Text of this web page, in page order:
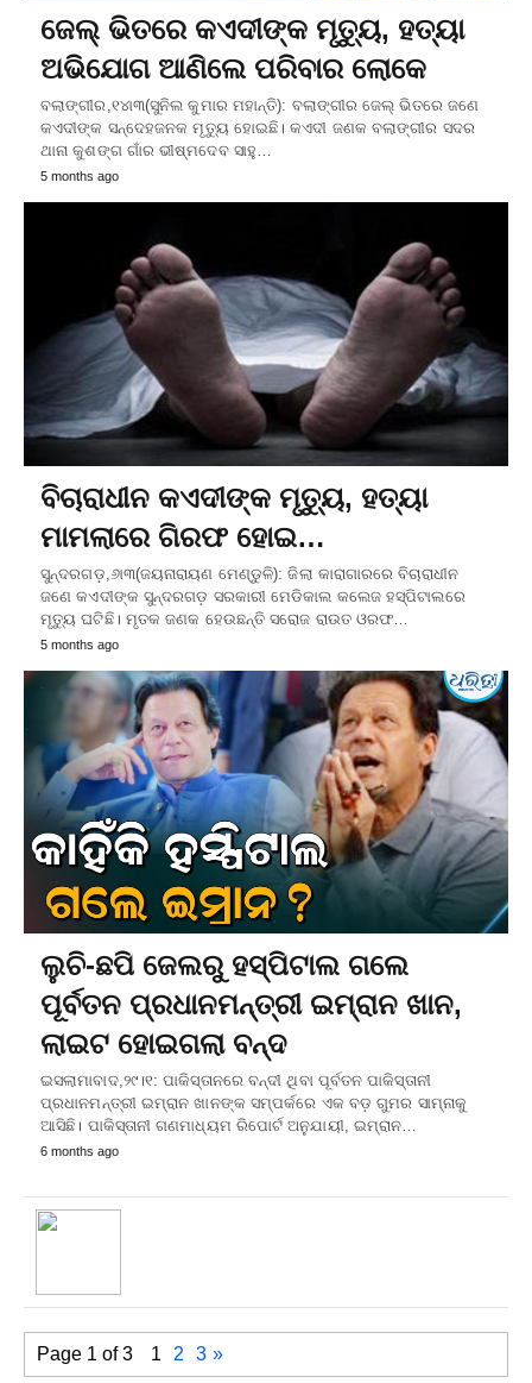
ଜେଲ୍‌ ଭିତରେ କଏଦୀଙ୍କ ମୃତ୍ୟୁ, ହତ୍ୟା
ଅଭିଯୋଗ ଆଣିଲେ ପରିବାର ଲୋକେ
ବଲାଙ୍ଗୀର,୧୪ା୩(ସୁନିଲ କୁମାର ମହାନ୍ତି): ବଲାଙ୍ଗୀର ଜେଲ୍‌ ଭିତରେ ଜଣେ
କଏଦୀଙ୍କ ସନ୍ଦେହଜନକ ମୃତ୍ୟୁ ହୋଇଛି। କଏଦୀ ଜଣକ ବଲାଙ୍ଗୀର ସଦର
ଥାନା କୁଶଙ୍ଗ ଗାଁର ଭୀଷ୍ମଦେବ ସାହୁ…
5 months ago
ବିଚାରାଧୀନ କଏଦୀଙ୍କ ମୃତ୍ୟୁ, ହତ୍ୟା
ମାମଲାରେ ଗିରଫ ହୋଇ…
ସୁନ୍ଦରଗଡ଼,୬ା୩(ଜୟନାରାୟଣ ମେଣ୍ଡୁଳି): ଜିଲା କାରାଗାରରେ ବିଚାରାଧୀନ
ଜଣେ କଏଦୀଙ୍କ ସୁନ୍ଦରଗଡ଼ ସରକାରୀ ମେଡିକାଲ କଲେଜ ହସ୍ପିଟାଲରେ
ମୃତ୍ୟୁ ଘଟିଛି। ମୃତକ ଜଣକ ହେଉଛନ୍ତି ସରୋଜ ରାଉତ ଓରଫ…
5 months ago
ଲୁଚି-ଛପି ଜେଲରୁ ହସ୍ପିଟାଲ ଗଲେ
ପୂର୍ବତନ ପ୍ରଧାନମନ୍ତ୍ରୀ ଇମ୍ରାନ ଖାନ,
ଲାଇଟ ହୋଇଗଲା ବନ୍ଦ
ଇସଲାମାବାଦ,୨୯।୧: ପାକିସ୍ତାନରେ ବନ୍ଦୀ ଥିବା ପୂର୍ବତନ ପାକିସ୍ତାନୀ
ପ୍ରଧାନମନ୍ତ୍ରୀ ଇମ୍ରାନ ଖାନଙ୍କ ସମ୍ପର୍କରେ ଏକ ବଡ଼ ଗୁମର ସାମ୍ନାକୁ
ଆସିଛି। ପାକିସ୍ତାନୀ ଗଣମାଧ୍ୟମ ରିପୋର୍ଟ ଅନୁଯାୟୀ, ଇମ୍ରାନ…
6 months ago
Page 1 of 3 1 2 3 »